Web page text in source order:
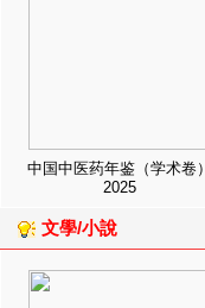
中国中医药年鉴（学术卷）
2025
文學/小說